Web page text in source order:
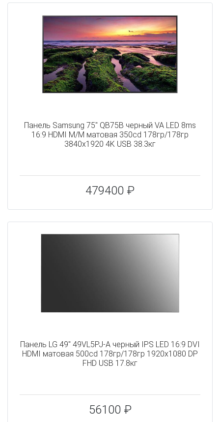
Панель Samsung 75" QB75B черный VA LED 8ms
16:9 HDMI M/M матовая 350cd 178гр/178гр
3840x1920 4K USB 38.3кг
479400 ₽
Панель LG 49" 49VL5PJ-A черный IPS LED 16:9 DVI
HDMI матовая 500cd 178гр/178гр 1920x1080 DP
FHD USB 17.8кг
56100 ₽